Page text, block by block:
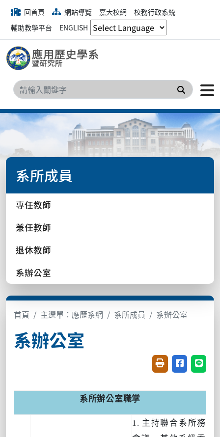
回首頁 網站導覽 嘉大校網
校務行政系統
輔助教學平台
ENGLISH
搜尋
系所成員
專任教師
兼任教師
退休教師
系辦公室
首頁 主選單：應歷系網 系所成員 系辦公室
系辦公室
友善列印(開新視
分享至臉書
分享
系所辦公室職掌
1. 主持聯合系所務